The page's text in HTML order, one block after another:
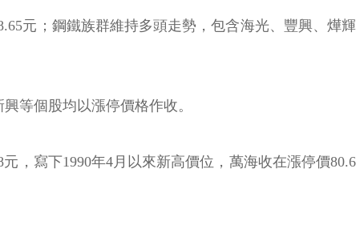
元；鋼鐵族群維持多頭走勢，包含海光、豐興、燁輝
等個股均以漲停價格作收。
，寫下1990年4月以來新高價位，萬海收在漲停價80.6